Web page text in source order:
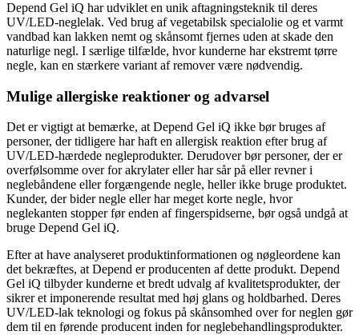
Depend Gel iQ har udviklet en unik aftagningsteknik til deres
UV/LED-neglelak. Ved brug af vegetabilsk specialolie og et varmt
vandbad kan lakken nemt og skånsomt fjernes uden at skade den
naturlige negl. I særlige tilfælde, hvor kunderne har ekstremt tørre
negle, kan en stærkere variant af remover være nødvendig.
Mulige allergiske reaktioner og advarsel
Det er vigtigt at bemærke, at Depend Gel iQ ikke bør bruges af
personer, der tidligere har haft en allergisk reaktion efter brug af
UV/LED-hærdede negleprodukter. Derudover bør personer, der er
overfølsomme over for akrylater eller har sår på eller revner i
neglebåndene eller forgængende negle, heller ikke bruge produktet.
Kunder, der bider negle eller har meget korte negle, hvor
neglekanten stopper før enden af fingerspidserne, bør også undgå at
bruge Depend Gel iQ.
Efter at have analyseret produktinformationen og nøgleordene kan
det bekræftes, at Depend er producenten af dette produkt. Depend
Gel iQ tilbyder kunderne et bredt udvalg af kvalitetsprodukter, der
sikrer et imponerende resultat med høj glans og holdbarhed. Deres
UV/LED-lak teknologi og fokus på skånsomhed over for neglen gør
dem til en førende producent inden for neglebehandlingsprodukter.